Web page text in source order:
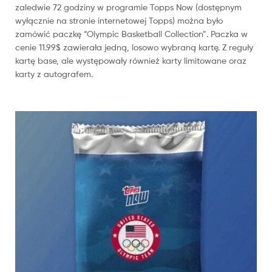
zaledwie 72 godziny w programie Topps Now (dostępnym
wyłącznie na stronie internetowej Topps) można było
zamówić paczkę “Olympic Basketball Collection”. Paczka w
cenie 11.99$ zawierała jedną, losowo wybraną kartę. Z reguły
kartę base, ale występowały również karty limitowane oraz
karty z autografem.